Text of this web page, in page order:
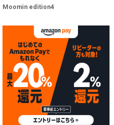
Moomin edition4